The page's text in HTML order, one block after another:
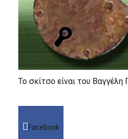
Το σκίτσο είναι του Βαγγέλη
Facebook